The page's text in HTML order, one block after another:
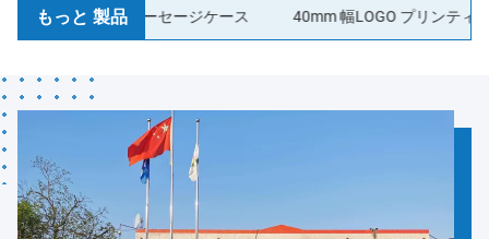
もっと 製品
コラーゲンソーセージケース 40mm 幅LOGO プリンティング 防